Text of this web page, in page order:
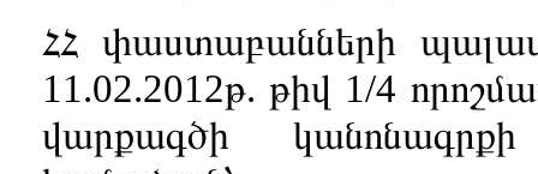
ՀՀ փաստաբանների
11.02.2012թ. թիվ 1/4
վարքագծի